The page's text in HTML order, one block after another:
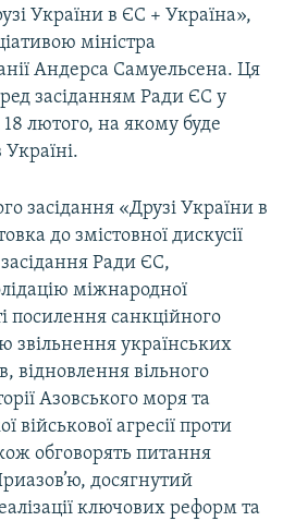
України в ЄС + Україна»,
міністра
Андерса Самуельсена. Ця
засіданням Ради ЄС у
лютого, на якому буде
Україні.
засідання «Друзі України в
до змістовної дискусії
Ради ЄС,
міжнародної
посилення санкційного
звільнення українських
відновлення вільного
Азовського моря та
військової агресії проти
обговорять питання
досягнутий
ключових реформ та